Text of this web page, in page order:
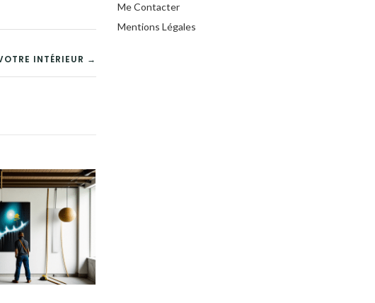
INTÉRIEUR →
Me Contacter
Mentions Légales